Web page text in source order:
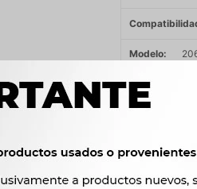
Modelo
Motor
1.4
9HP